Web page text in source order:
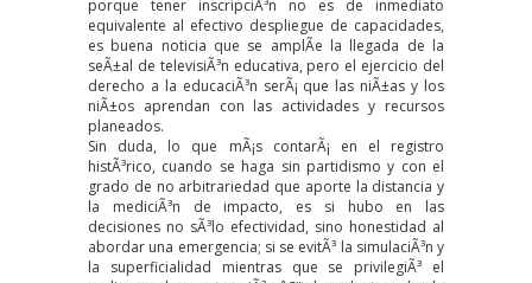
porque tener inscripciÃ³n no es de inmediato
equivalente al efectivo despliegue de capacidades,
es buena noticia que se amplÃ­e la llegada de la
seÃ±al de televisiÃ³n educativa, pero el ejercicio del
derecho a la educaciÃ³n serÃ¡ que las niÃ±as y los
niÃ±os aprendan con las actividades y recursos
planeados.
Sin duda, lo que mÃ¡s contarÃ¡ en el registro
histÃ³rico, cuando se haga sin partidismo y con el
grado de no arbitrariedad que aporte la distancia y
la mediciÃ³n de impacto, es si hubo en las
decisiones no sÃ³lo efectividad, sino honestidad al
abordar una emergencia; si se evitÃ³ la simulaciÃ³n y
la superficialidad mientras que se privilegiÃ³ el